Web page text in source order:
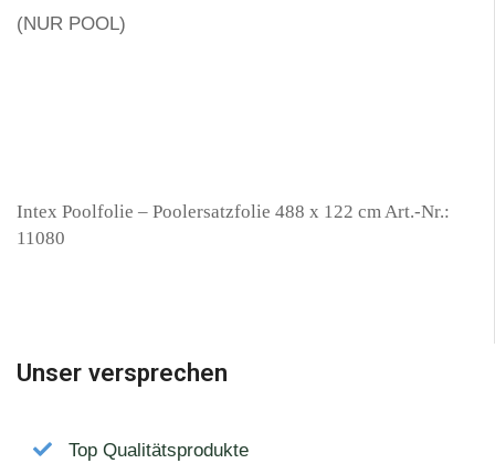
(NUR POOL)
Intex Poolfolie – Poolersatzfolie 488 x 122 cm Art.-Nr.:
11080
Unser versprechen
Top Qualitätsprodukte